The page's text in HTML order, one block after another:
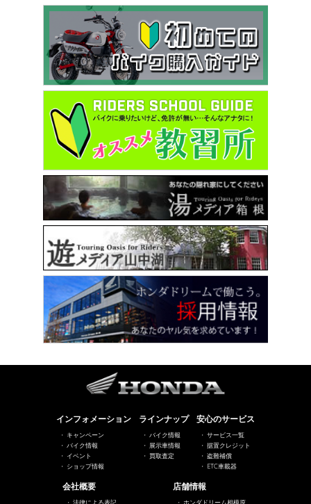
インフォメーション
キャンペーン
バイク情報
イベント
ショップ情報
ラインナップ
バイク情報
展示車情報
買取査定
安心のサービス
サービス一覧
据置クレジット
盗難補償
ETC車載器
会社概要
法律による表記
店舗情報
ホンダドリーム相模原